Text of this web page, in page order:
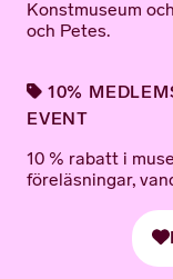
Konstmuseum
och Petes.
10%
EVENT
10 % rabatt i
föreläsningar,